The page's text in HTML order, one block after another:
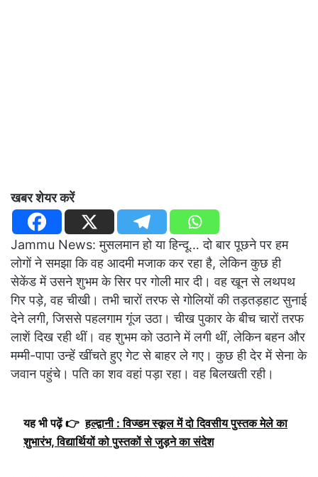
खबर शेयर करें
Jammu News: मुसलमान हो या हिन्दू… दो बार पूछने पर हम
लोगों ने समझा कि वह आदमी मजाक कर रहा है, लेकिन कुछ ही
सेकेंड में उसने शुभम के सिर पर गोली मार दी। वह खून से लथपथ
गिर पड़े, वह चीखी। तभी चारों तरफ से गोलियों की तड़तड़हाट सुनाई
देने लगी, जिससे पहलगाम गूंज उठा। चीख पुकार के बीच चारों तरफ
लाशें दिख रही थीं। वह शुभम को उठाने में लगी थीं, लेकिन बहन और
मम्मी-पापा उन्हें खींचते हुए गेट से बाहर ले गए। कुछ ही देर में सेना के
जवान पहुंचे। पति का शव वहां पड़ा रहा। वह बिलखती रही।
यह भी पढ़ें 👉 हल्द्वानी : विज्डम स्कूल में दो दिवसीय पुस्तक मेले का
शुभारंभ, विद्यार्थियों को पुस्तकों से जुड़ने का संदेश